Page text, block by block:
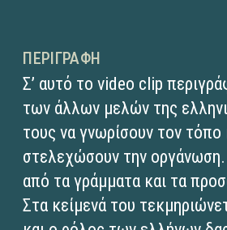
ΠΕΡΙΓΡΑΦΉ
Σ’ αυτό το video clip
των άλλων μελών της
τους να γνωρίσουν τον
στελεχώσουν την
από τα γράμματα και τα
Στα κείμενά του